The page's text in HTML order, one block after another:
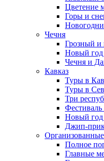
Цветение
Горы и
Чечня
Грозный и
Новый год
Чечня и
Кавказ
Туры в
Туры в
Три
Фестиваль
Новый год
Джип-
Полное
Главные